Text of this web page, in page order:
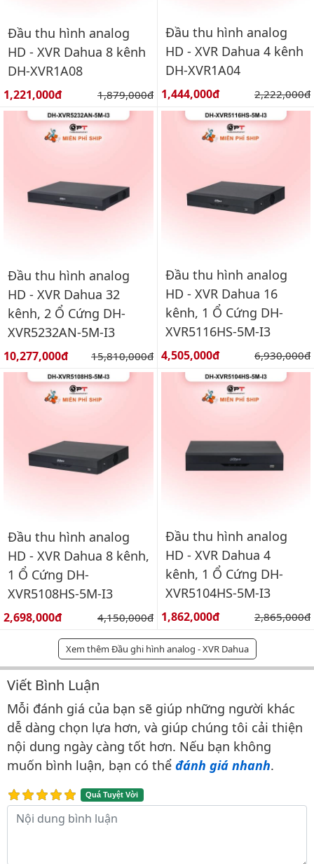
Đầu thu hình analog
HD - XVR Dahua 8 kênh
DH-XVR1A08
Giá bán:
1,221,000đ Giá gốc:
1,879,000đ
Đầu thu hình analog
HD - XVR Dahua 4 kênh
DH-XVR1A04
Giá bán:
1,444,000đ Giá gốc:
2,222,000đ
Đầu thu hình analog
HD - XVR Dahua 32
kênh, 2 Ổ Cứng DH-
XVR5232AN-5M-I3
Giá bán:
10,277,000đ Giá gốc:
15,810,000đ
Đầu thu hình analog
HD - XVR Dahua 16
kênh, 1 Ổ Cứng DH-
XVR5116HS-5M-I3
Giá bán:
4,505,000đ Giá gốc:
6,930,000đ
Đầu thu hình analog
HD - XVR Dahua 8 kênh,
1 Ổ Cứng DH-
XVR5108HS-5M-I3
Giá bán:
2,698,000đ Giá gốc:
4,150,000đ
Đầu thu hình analog
HD - XVR Dahua 4
kênh, 1 Ổ Cứng DH-
XVR5104HS-5M-I3
Giá bán:
1,862,000đ Giá gốc:
2,865,000đ
Xem thêm Đầu ghi hình analog - XVR Dahua
Bình luận & Đánh giá
Viết Bình Luận
Mỗi đánh giá của bạn sẽ giúp những người khác
dễ dàng chọn lựa hơn, và giúp chúng tôi cải thiện
nội dung ngày càng tốt hơn. Nếu bạn không
muốn bình luận, bạn có thể đánh giá nhanh.
Quá Tuyệt Vời
Nội dung bình luận